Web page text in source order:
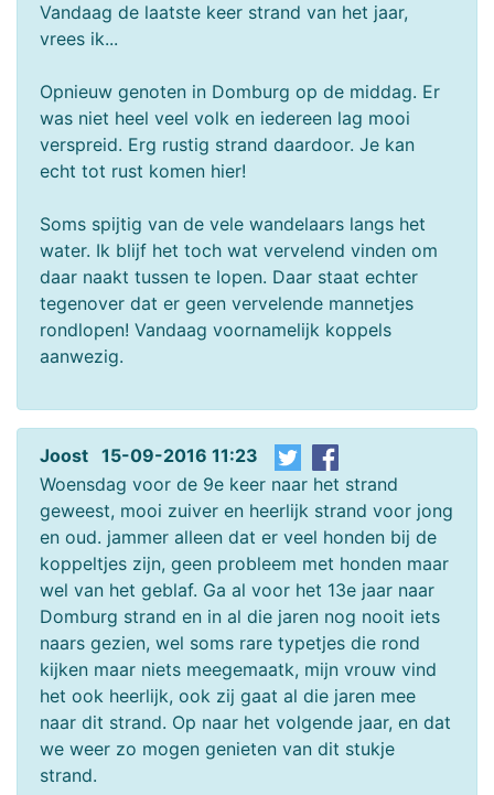
Vandaag de laatste keer strand van het jaar,
vrees ik...
Opnieuw genoten in Domburg op de middag. Er
was niet heel veel volk en iedereen lag mooi
verspreid. Erg rustig strand daardoor. Je kan
echt tot rust komen hier!
Soms spijtig van de vele wandelaars langs het
water. Ik blijf het toch wat vervelend vinden om
daar naakt tussen te lopen. Daar staat echter
tegenover dat er geen vervelende mannetjes
rondlopen! Vandaag voornamelijk koppels
aanwezig.
Joost 15-09-2016 11:23
Woensdag voor de 9e keer naar het strand
geweest, mooi zuiver en heerlijk strand voor jong
en oud. jammer alleen dat er veel honden bij de
koppeltjes zijn, geen probleem met honden maar
wel van het geblaf. Ga al voor het 13e jaar naar
Domburg strand en in al die jaren nog nooit iets
naars gezien, wel soms rare typetjes die rond
kijken maar niets meegemaatk, mijn vrouw vind
het ook heerlijk, ook zij gaat al die jaren mee
naar dit strand. Op naar het volgende jaar, en dat
we weer zo mogen genieten van dit stukje
strand.